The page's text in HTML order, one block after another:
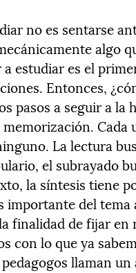
no es sentarse
algo
estudiar es el
Entonces,
pasos a seguir a la
La lectura
el subrayado
la síntesis tiene
importante del
finalidad de fijar
con lo que ya
llaman